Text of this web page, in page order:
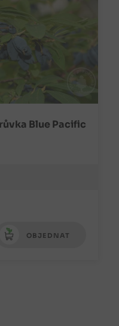
Blue Pacific
OBJEDNAT